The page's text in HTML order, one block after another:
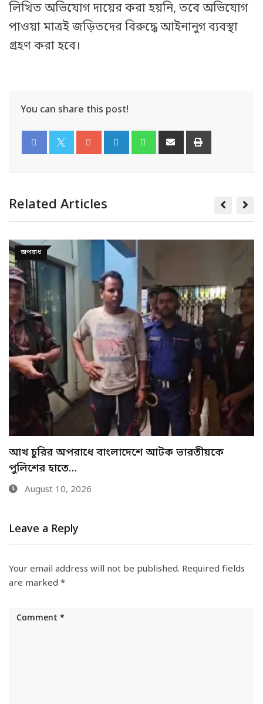
লিখিত অভিযোগ দায়ের করা হয়নি, তবে অভিযোগ
পাওয়া মাত্রই জড়িতদের বিরুদ্ধে আইনানুগ ব্যবস্থা
গ্রহণ করা হবে।
You can share this post!
Related Articles
সারাদেশ
গাংনীতে ল্যান্ডমাইন ঘিরে আতঙ্কের ৩৪ ঘণ্টা- দেখা
মেলেনি…
August 9, 2026
Leave a Reply
Your email address will not be published. Required fields
are marked *